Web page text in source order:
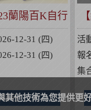
蘭陽百K自行
賽
12-31 (四)
12-31 (四)
名
活
報
集
其他技術為您提供更